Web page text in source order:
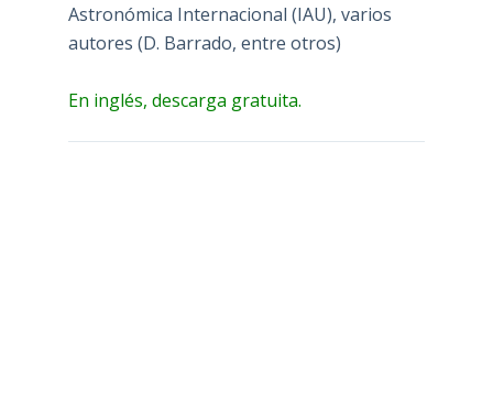
Astronómica Internacional (IAU), varios
autores (D. Barrado, entre otros)
En inglés, descarga gratuita.